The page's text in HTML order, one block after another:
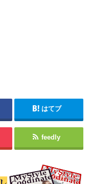
はてブ
feedly